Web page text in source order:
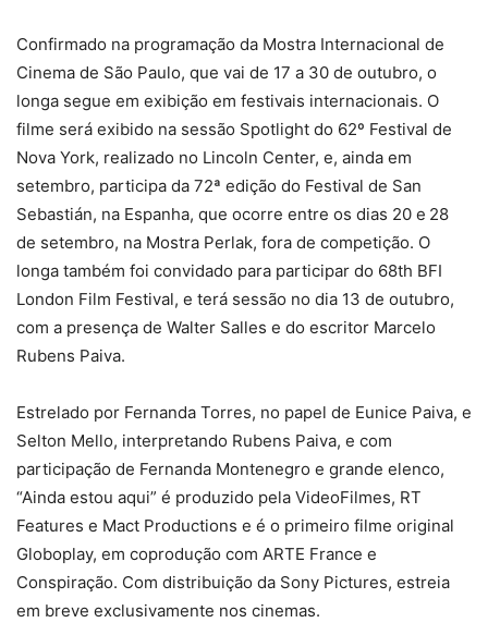
Confirmado na programação da Mostra Internacional de
Cinema de São Paulo, que vai de 17 a 30 de outubro, o
longa segue em exibição em festivais internacionais. O
filme será exibido na sessão Spotlight do 62º Festival de
Nova York, realizado no Lincoln Center, e, ainda em
setembro, participa da 72ª edição do Festival de San
Sebastián, na Espanha, que ocorre entre os dias 20 e 28
de setembro, na Mostra Perlak, fora de competição. O
longa também foi convidado para participar do 68th BFI
London Film Festival, e terá sessão no dia 13 de outubro,
com a presença de Walter Salles e do escritor Marcelo
Rubens Paiva.
Estrelado por Fernanda Torres, no papel de Eunice Paiva, e
Selton Mello, interpretando Rubens Paiva, e com
participação de Fernanda Montenegro e grande elenco,
“Ainda estou aqui” é produzido pela VideoFilmes, RT
Features e Mact Productions e é o primeiro filme original
Globoplay, em coprodução com ARTE France e
Conspiração. Com distribuição da Sony Pictures, estreia
em breve exclusivamente nos cinemas.